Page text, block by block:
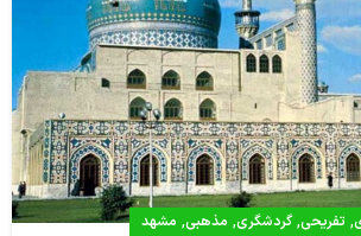
, تفریحی,گردشگری, مذهبی, مشهد